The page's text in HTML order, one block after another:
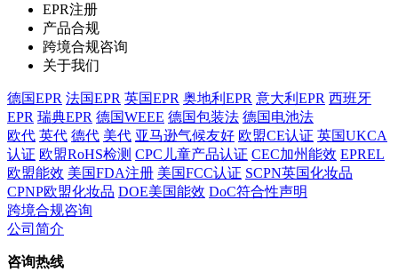
EPR注册
产品合规
跨境合规咨询
关于我们
德国EPR 法国EPR 英国EPR 奥地利EPR 意大利EPR 西班牙
EPR 瑞典EPR 德国WEEE 德国包装法 德国电池法
欧代 英代 德代 美代 亚马逊气候友好 欧盟CE认证 英国UKCA
认证 欧盟RoHS检测 CPC儿童产品认证 CEC加州能效 EPREL
欧盟能效 美国FDA注册 美国FCC认证 SCPN英国化妆品
CPNP欧盟化妆品 DOE美国能效 DoC符合性声明
跨境合规咨询
公司简介
咨询热线